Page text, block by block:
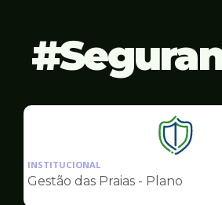
da
pagina
INSTITUCIONAL
Gestão das Praias - Plano